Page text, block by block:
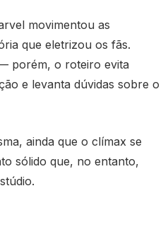
movimentou as
que eletrizou os fãs.
porém, o roteiro evita
e levanta dúvidas sobre o
ainda que o clímax se
sólido que, no entanto,